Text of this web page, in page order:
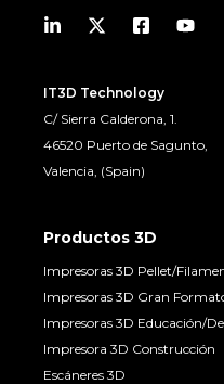
IT3D Technology
C/ Sierra Calderona, 1.
46520 Puerto de Sagunto,
Valencia, (Spain)
Productos 3D
Impresoras 3D Pellet/
Impresoras 3D Gran
Impresoras 3D Educación/
Impresora 3D Construcción
Escáneres 3D